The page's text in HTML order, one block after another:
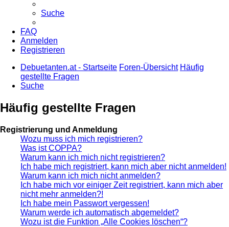
Suche
FAQ
Anmelden
Registrieren
Debuetanten.at - Startseite Foren-Übersicht Häufig
gestellte Fragen
Suche
Häufig gestellte Fragen
Registrierung und Anmeldung
Wozu muss ich mich registrieren?
Was ist COPPA?
Warum kann ich mich nicht registrieren?
Ich habe mich registriert, kann mich aber nicht anmelden!
Warum kann ich mich nicht anmelden?
Ich habe mich vor einiger Zeit registriert, kann mich aber
nicht mehr anmelden?!
Ich habe mein Passwort vergessen!
Warum werde ich automatisch abgemeldet?
Wozu ist die Funktion „Alle Cookies löschen“?